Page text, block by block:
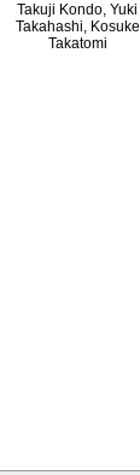
Takuji Kondo, Yuki
Takahashi, Kosuke
Takatomi